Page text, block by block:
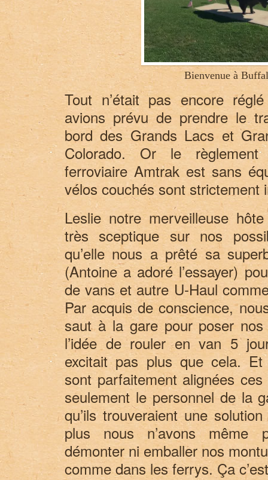
Bienvenue à
Tout n’était pas encore
avions prévu de prendre le
bord des Grands Lacs et
Colorado. Or le
ferroviaire Amtrak est sans
vélos couchés sont
Leslie notre merveilleuse
très sceptique sur nos
qu’elle nous a prêté sa
(Antoine a adoré l’essayer)
de vans et autre U-Haul
Par acquis de conscience,
saut à la gare pour poser
l’idée de rouler en van 5
excitait pas plus que cela.
sont parfaitement alignées
seulement le personnel de la
qu’ils trouveraient une
plus nous n’avons même
démonter ni emballer nos
comme dans les ferrys. Ça